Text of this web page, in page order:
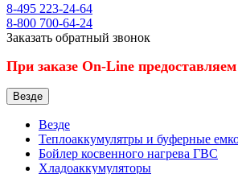
8-495 223-24-64
8-800 700-64-24
Заказать обратный звонок
При заказе On-Line предоставляем
Везде
Везде
Теплоаккумулятры и буферные
Бойлер косвенного нагрева ГВС
Хладоаккумуляторы